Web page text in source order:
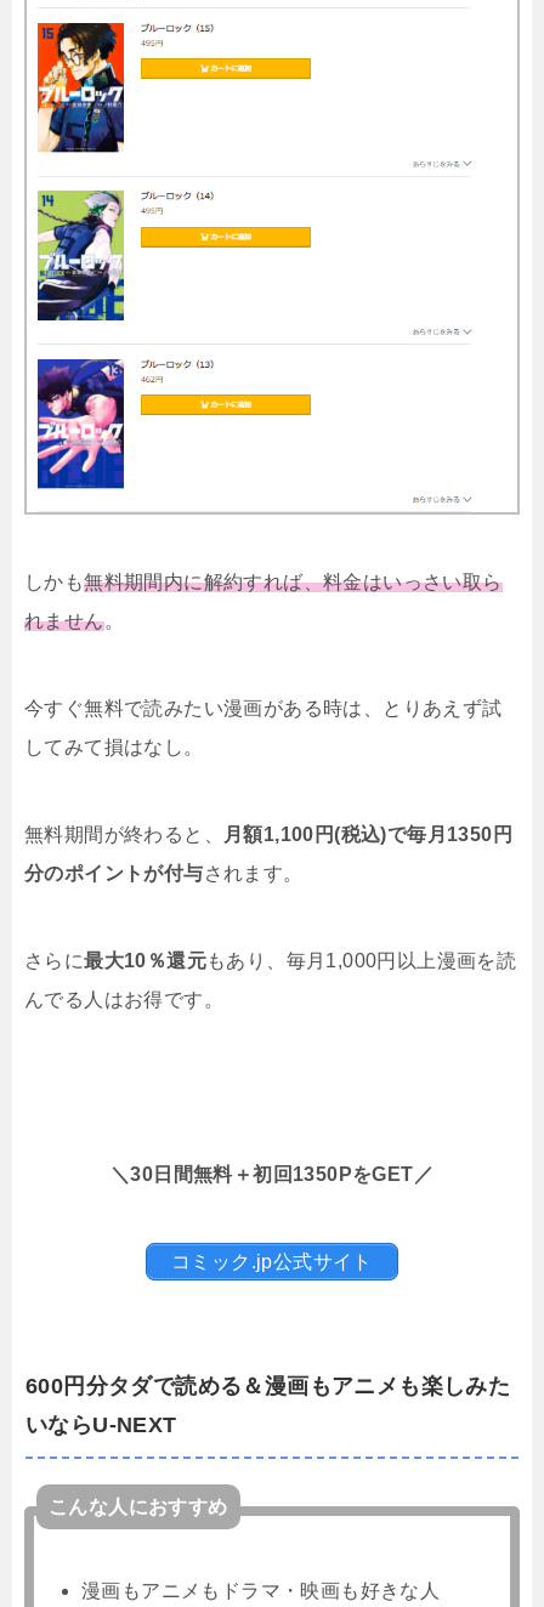
しかも無料期間内に解約すれば、料金はいっさい取ら
れません。
今すぐ無料で読みたい漫画がある時は、とりあえず試
してみて損はなし。
無料期間が終わると、
月額1,100円(税込)で毎月1350円
分のポイントが付与されます。
さらに最大10％還元もあり、毎月1,000円以上漫画を読
んでる人はお得です。
＼30日間無料＋初回1350PをGET／
コミック.jp公式サイト
600円分タダで読める＆漫画もアニメも楽しみた
いならU-NEXT
こんな人におすすめ
漫画もアニメもドラマ・映画も好きな人